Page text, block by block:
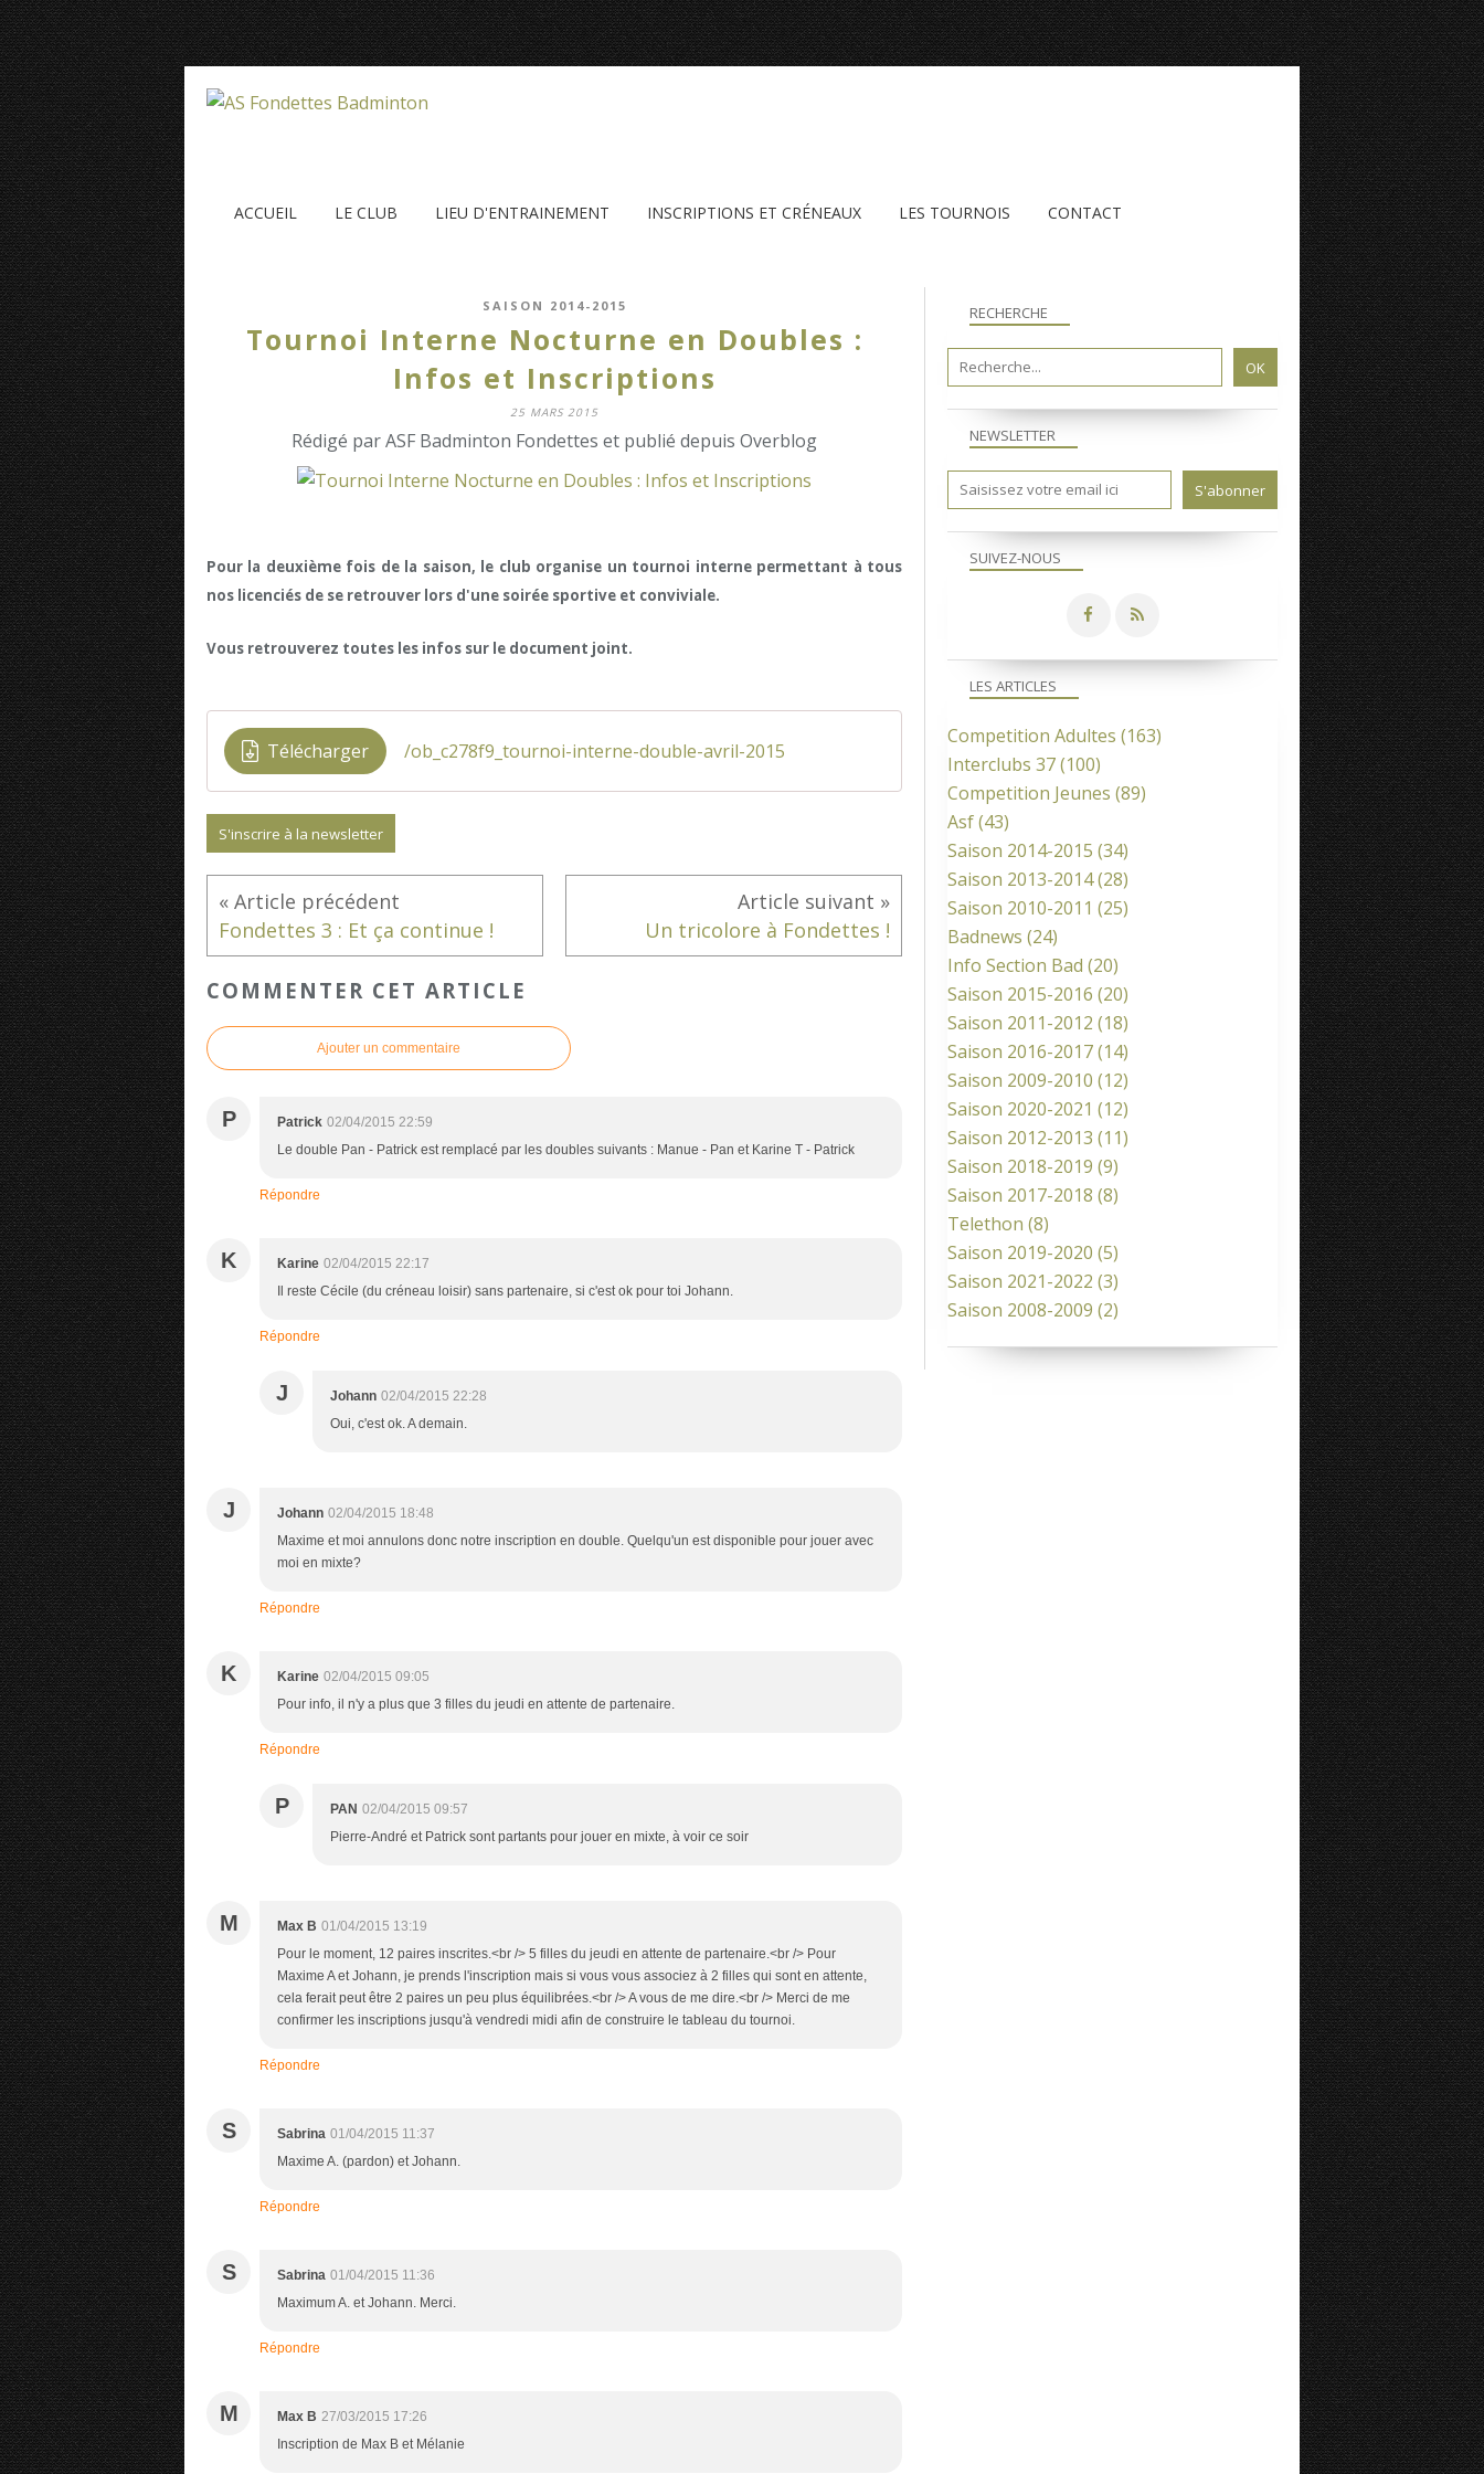
ACCUEIL LE CLUB LIEU D'ENTRAINEMENT INSCRIPTIONS ET CRÉNEAUX LES TOURNOIS CONTACT
SAISON 2014-2015
Tournoi Interne Nocturne en Doubles :
Infos et Inscriptions
25 MARS 2015
Rédigé par ASF Badminton Fondettes et publié depuis Overblog
Pour la deuxième fois de la saison, le club organise un tournoi interne permettant à tous
nos licenciés de se retrouver lors d'une soirée sportive et conviviale.
Vous retrouverez toutes les infos sur le document joint.
Télécharger /ob_c278f9_tournoi-interne-double-avril-2015
S'inscrire à la newsletter
Fondettes 3 : Et ça continue ! Un tricolore à Fondettes !
COMMENTER CET ARTICLE
Ajouter un commentaire
P Patrick 02/04/2015 22:59
Le double Pan - Patrick est remplacé par les doubles suivants : Manue - Pan et Karine T - Patrick
Répondre
K Karine 02/04/2015 22:17
Il reste Cécile (du créneau loisir) sans partenaire, si c'est ok pour toi Johann.
Répondre
J Johann 02/04/2015 22:28
Oui, c'est ok. A demain.
J Johann 02/04/2015 18:48
Maxime et moi annulons donc notre inscription en double. Quelqu'un est disponible pour jouer avec
moi en mixte?
Répondre
K Karine 02/04/2015 09:05
Pour info, il n'y a plus que 3 filles du jeudi en attente de partenaire.
Répondre
P PAN 02/04/2015 09:57
Pierre-André et Patrick sont partants pour jouer en mixte, à voir ce soir
M Max B 01/04/2015 13:19
Pour le moment, 12 paires inscrites.<br /> 5 filles du jeudi en attente de partenaire.<br /> Pour
Maxime A et Johann, je prends l'inscription mais si vous vous associez à 2 filles qui sont en attente,
cela ferait peut être 2 paires un peu plus équilibrées.<br /> A vous de me dire.<br /> Merci de me
confirmer les inscriptions jusqu'à vendredi midi afin de construire le tableau du tournoi.
Répondre
S Sabrina 01/04/2015 11:37
Maxime A. (pardon) et Johann.
Répondre
S Sabrina 01/04/2015 11:36
Maximum A. et Johann. Merci.
Répondre
M Max B 27/03/2015 17:26
Inscription de Max B et Mélanie
NEWSLETTER
SUIVEZ-NOUS
RECHERCHE
LES ARTICLES
Competition Adultes (163)
Interclubs 37(100)
Competition Jeunes (89)
Asf(43)
Saison 2014-2015 (34)
Saison 2013-2014(28)
Saison 2010-2011 (25)
Badnews (24)
Info Section Bad (20)
Saison 2015-2016 (20)
Saison 2011-2012 (18)
Saison 2016-2017(14)
Saison 2009-2010 (12)
Saison 2020-2021 (12)
Saison 2012-2013 (11)
Saison 2018-2019 (9)
Saison 2017-2018 (8)
Telethon (8)
Saison 2019-2020 (5)
Saison 2021-2022 (3)
Saison 2008-2009 (2)